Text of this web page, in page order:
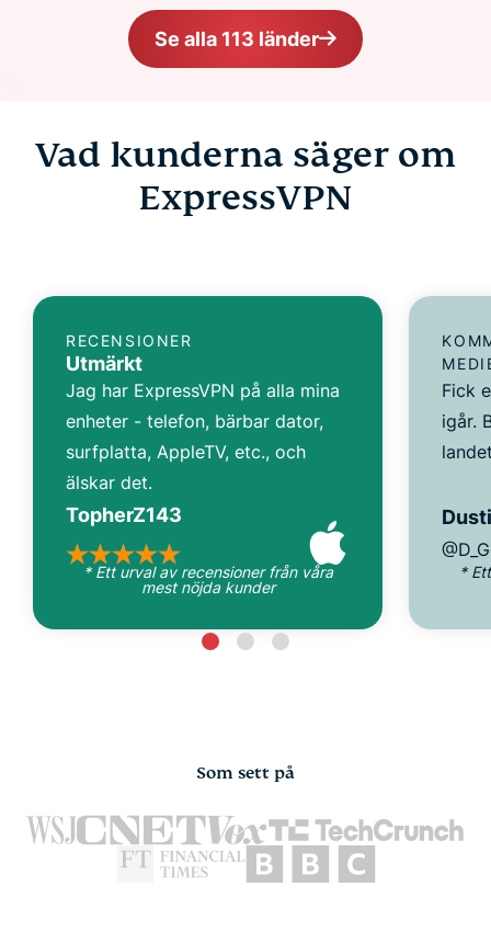
Se alla 113 länder
Vad kunderna säger om
ExpressVPN
RECENSIONER
Utmärkt
Jag har ExpressVPN på alla mina
enheter - telefon, bärbar dator,
surfplatta, AppleTV, etc., och
älskar det.
TopherZ143
* Ett urval av recensioner från våra
mest nöjda kunder
Fick
igår.
*
Som sett på